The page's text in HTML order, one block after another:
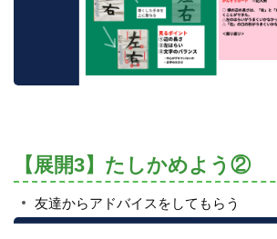
【展開3】たしかめよう②
友達からアドバイスをしてもらう